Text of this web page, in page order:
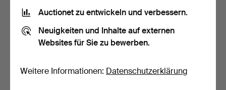
Auctionet zu entwickeln und verbessern.
Neuigkeiten und Inhalte auf externen
Websites für Sie zu bewerben.
Weitere Informationen: Datenschutzerklärung